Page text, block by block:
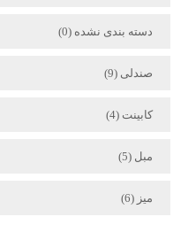
دسته بندی نشده (0)
صندلی (9)
کابینت (4)
مبل (5)
میز (6)